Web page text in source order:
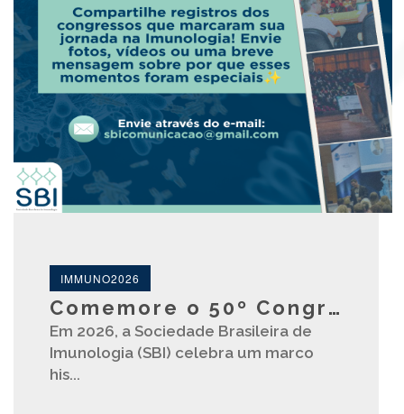
IMMUNO2026
Comemore o 50º Congresso da Sociedade Brasileira de Imunologia (SBI)
Em 2026, a Sociedade Brasileira de
Imunologia (SBI) celebra um marco
his...